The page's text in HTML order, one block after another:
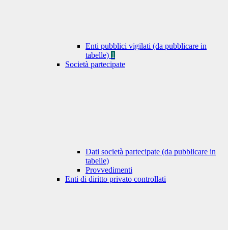
Enti pubblici vigilati (da pubblicare in
tabelle) 1
Società partecipate
Dati società partecipate (da pubblicare in
tabelle)
Provvedimenti
Enti di diritto privato controllati